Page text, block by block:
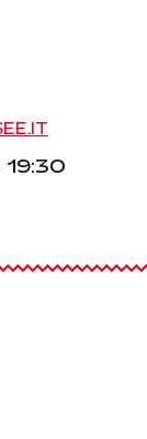
19:30